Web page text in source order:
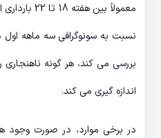
معمولاً بین
نسبت به سونوگرافی سه ماهه اول
بررسی می کند، هر گونه ناهنجاری
اندازه گیری می کند.
در برخی موارد، در صورت وجود